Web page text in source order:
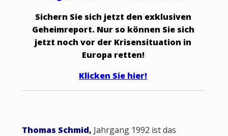
Sichern Sie sich jetzt den exklusiven
Geheimreport. Nur so können Sie sich
jetzt noch vor der Krisensituation in
Europa retten!
Klicken Sie hier!
Thomas Schmid, Jahrgang 1992 ist das